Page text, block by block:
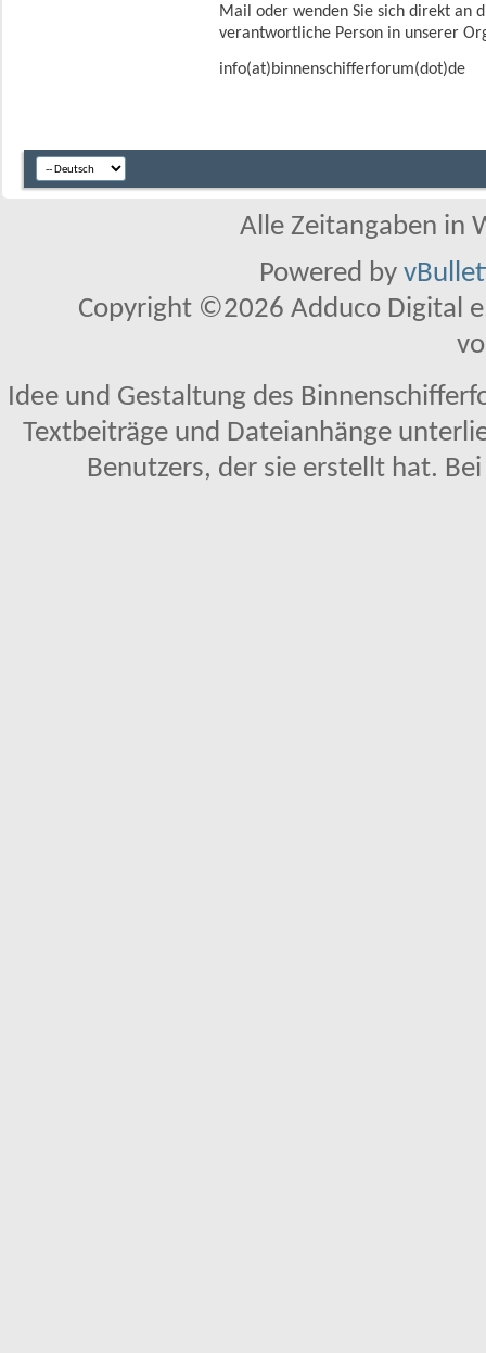
Mail oder wenden Sie sich direkt an
verantwortliche Person in unserer
info(at)binnenschifferforum(dot)de
Alle Zeitangaben in
Powered by
Copyright ©2026 Adduco Digital
Idee und Gestaltung des
Textbeiträge und Dateianhänge
Benutzers, der sie erstellt hat.